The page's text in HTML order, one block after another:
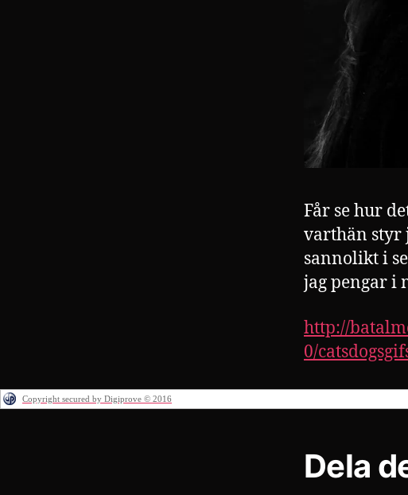
Får se hur
varthän styr
sannolikt i
jag pengar i
http://
0/
Copyright secured by Digiprove © 2016
Dela